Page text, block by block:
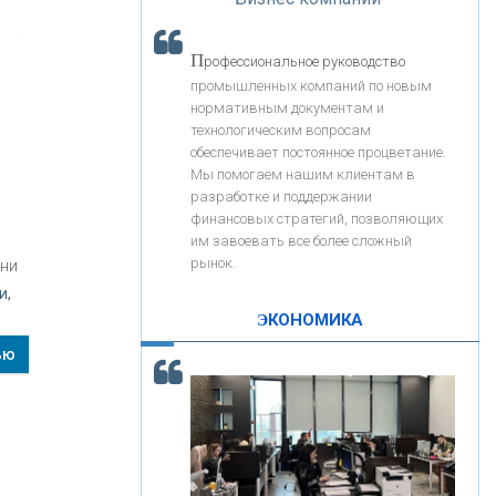
«РОСЕВРОБАНК»
«ПРЕСС-СЛУЖБА ВТБ24»
«АВТОГРАДБАНК»
КОНТАКТЫ
«Интервью»
Скорость - один из главных трендов в
кредитовании бизнеса - «Интервью»
Профессиональное руководство
промышленных компаний по новым
нормативным документам и
технологическим вопросам
обеспечивает постоянное процветание.
Мы помогаем нашим клиентам в
разработке и поддержании
финансовых стратегий, позволяющих
им завоевать все более сложный
рынок.
ЭКОНОМИКА